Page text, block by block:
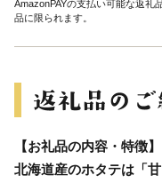
AmazonPAYの支払い可能な返礼
品に限られます。
【お礼品の内容・特徴】
北海道産のホタテは「